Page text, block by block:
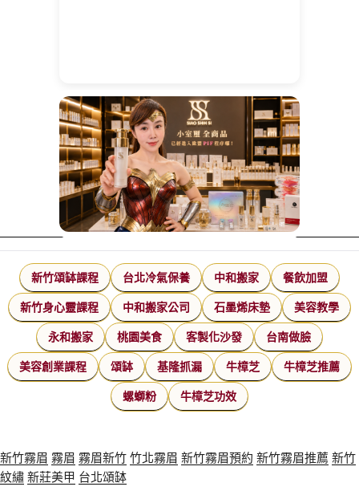
新竹頌缽課程 台北冷氣保養 中和搬家 餐飲加盟
新竹身心靈課程 中和搬家公司 石墨烯床墊 美容教學
永和搬家 桃園美食 客製化沙發 台南做臉
美容創業課程 頌缽 基隆抓漏 牛樟芝 牛樟芝推薦
螺螄粉 牛樟芝功效
新竹霧眉 霧眉 霧眉新竹竹北霧眉 新竹霧眉預約 新竹霧眉推薦 新竹
紋繡新莊美甲 台北頌缽